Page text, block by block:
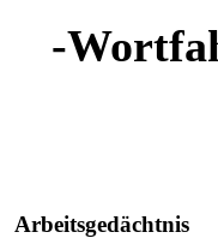
-
Arbeitsgedächtnis